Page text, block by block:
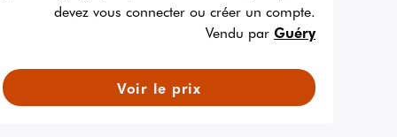
devez vous connecter ou créer un compte.
Vendu par Guéry
Voir le prix